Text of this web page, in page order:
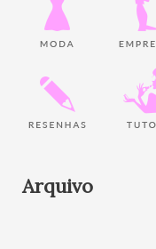
Arquivo